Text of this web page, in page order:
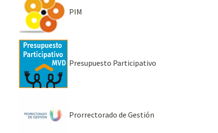
PIM
Presupuesto Participativo
Prorrectorado de Gestión